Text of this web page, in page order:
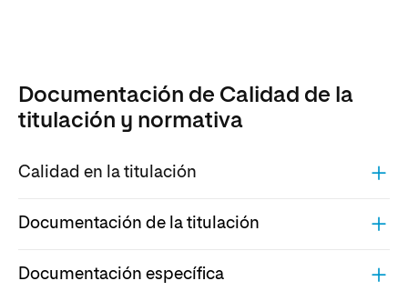
Documentación de Calidad de la
titulación y normativa
Calidad en la titulación
Documentación de la titulación
Documentación específica